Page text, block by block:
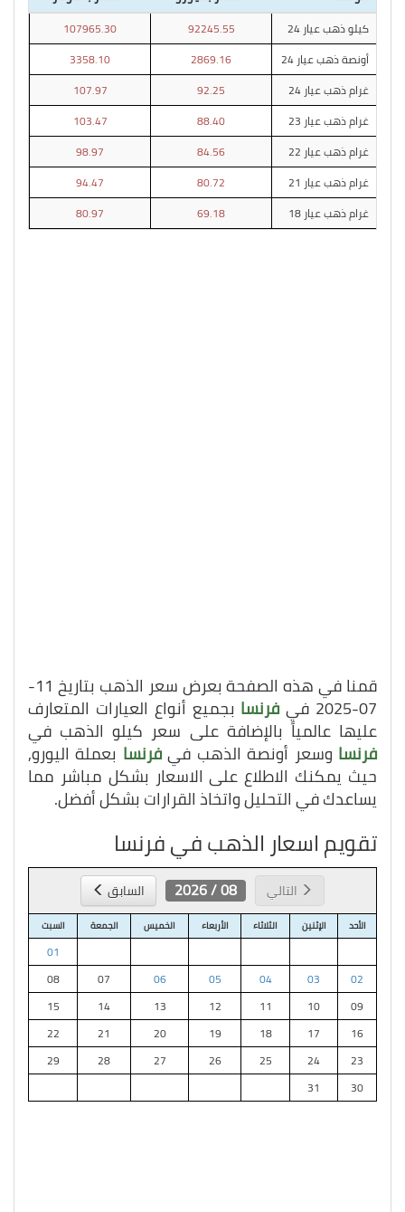
كيلو ذهب عيار 24 92245.55
107965.30
أونصة ذهب عيار 24
2869.16
3358.10
غرام ذهب عيار 24
92.25
107.97
غرام ذهب عيار 23
88.40
103.47
غرام ذهب عيار 22
84.56
98.97
غرام ذهب عيار 21
80.72
94.47
غرام ذهب عيار 18
69.18
80.97
قمنا في هذه الصفحة بعرض سعر الذهب بتاريخ 11-
07-2025 في فرنسا بجميع أنواع العيارات المتعارف
عليها عالمياً بالإضافة على سعر كيلو الذهب في
فرنسا وسعر أونصة الذهب فيفرنسا بعملة اليورو,
حيث يمكنك الاطلاع على الاسعار بشكل مباشر مما
يساعدك في التحليل واتخاذ القرارات بشكل أفضل.
تقويم اسعار الذهب في فرنسا
التالي 08 / 2026 السابق
الأحد الإثنين الثلاثاء الأربعاء الخميس الجمعة السبت
01
02
03
04
05
06
07
08
09
10
11
12
13
14
15
16
17
18
19
20
21
22
23
24
25
26
27
28
29
30
31